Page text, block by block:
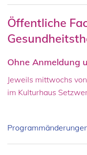
Öffentliche
Ohne Anmeldung
Jeweils mittwochs
im Kulturhaus